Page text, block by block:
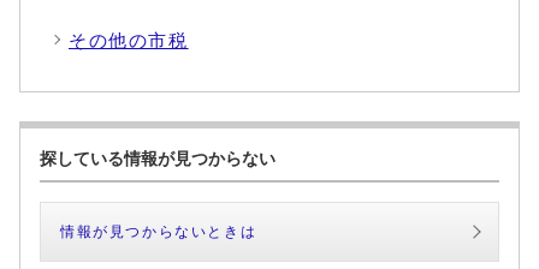
その他の市税
探している情報が見つからない
情報が見つからないときは